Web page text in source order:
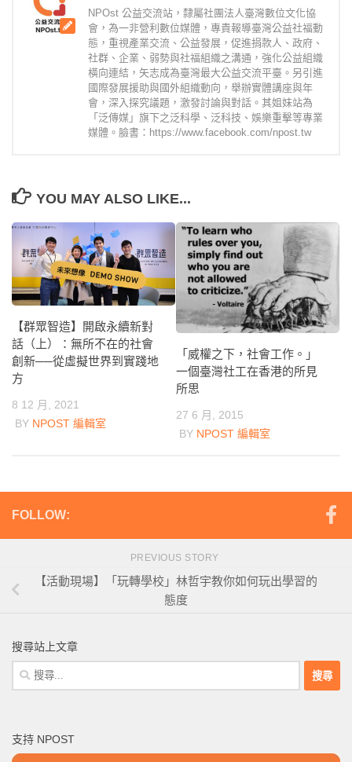
NPOst 公益交流站，隸屬社團法人臺灣數位文化協
會，為一非營利數位媒體，專責報導臺灣公益社福動
態，重視產業交流、公益發展，促進捐款人、政府、
社群、企業、弱勢與社福組織之溝通，強化公益組織
橫向連結，矢志成為臺灣最大公益交流平臺。另引進
國際發展援助與國外組織動向，舉辦實體講座與年
會，深入探究議題，激發討論與對話。其姐妹站為
「泛傳媒」旗下之泛科學、泛科技、娛樂重擊等專業
媒體。臉書：https://www.facebook.com/npost.tw
YOU MAY ALSO LIKE...
【群眾智造】開啟永續新對
話（上）：無所不在的社會
創新──從虛擬世界到實踐地
方
8 12 月, 2021
BY NPOST 編輯室
「威權之下，社會工作。」
一個臺灣社工在香港的所見
所思
27 6 月, 2015
BY NPOST 編輯室
FOLLOW:
PREVIOUS STORY
【活動現場】「玩轉學校」林哲宇教你如何玩出學習的
態度
搜尋站上文章
搜
尋
字:
支持 NPOST